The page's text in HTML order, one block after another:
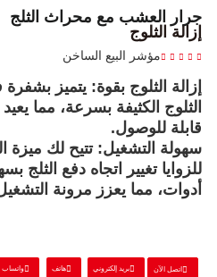
جرار العشب مع محراث الثلج
إزالة الثلوج
مؤشر البيع الساخن
إزالة الثلوج بقوة: يتميز بشفرة
الثلوج الكثيفة بسرعة، مما
قابلة للوصول.
سهولة التشغيل: تتيح لك ميزة
للزوايا تغيير اتجاه دفع الثلج
أدوات، مما يعزز مرونة
اتصل الآن بريد إلكتروني هاتف واتساب